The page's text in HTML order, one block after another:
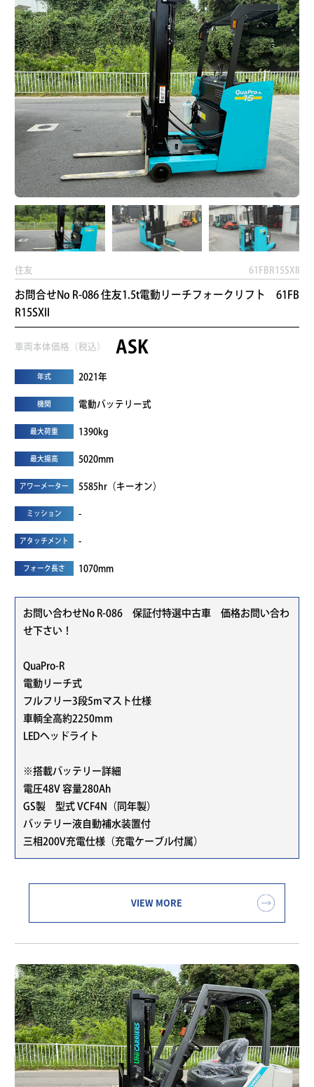
住友 61FBR15SXII
お問合せNo R-086 住友1.5t電動リーチフォークリフト 61FB
R15SXII
車両本体価格（税込） ASK
年式 2021年
機関 電動バッテリー式
最大荷重 1390kg
最大揚高 5020mm
アワーメーター 5585hr（キーオン）
ミッション -
アタッチメント -
フォーク長さ 1070mm
お問い合わせNo R-086 保証付特選中古車 価格お問い合わ
せ下さい！
QuaPro-R
電動リーチ式
フルフリー3段5mマスト仕様
車輌全高約2250mm
LEDヘッドライト
※搭載バッテリー詳細
電圧48V 容量280Ah
GS製 型式 VCF4N（同年製）
バッテリー液自動補水装置付
三相200V充電仕様（充電ケーブル付属）
VIEW MORE